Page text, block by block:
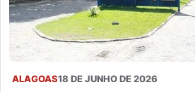
ALAGOAS18 DE JUNHO DE 2026